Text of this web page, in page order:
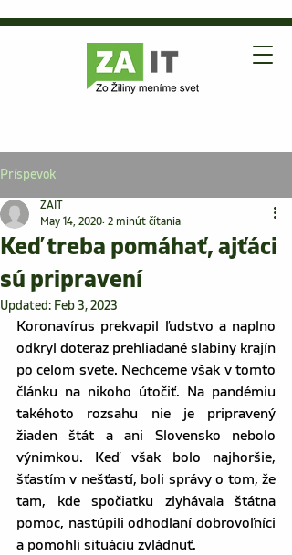
Príspevok
Keď treba pomáhať, ajťáci
sú pripravení
ZAIT
May 14, 2020 2 minút čítania
Updated: Feb 3, 2023
Koronavírus prekvapil ľudstvo a naplno
odkryl doteraz prehliadané slabiny krajín
po celom svete. Nechceme však v tomto
článku na nikoho útočiť. Na pandémiu
takéhoto rozsahu nie je pripravený
žiaden štát a ani Slovensko nebolo
výnimkou. Keď však bolo najhoršie,
šťastím v nešťastí, boli správy o tom, že
tam, kde spočiatku zlyhávala štátna
pomoc, nastúpili odhodlaní dobrovoľníci
a pomohli situáciu zvládnuť.